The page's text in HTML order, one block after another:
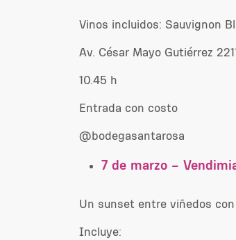
Vinos incluidos: Sauvignon
Av. César Mayo Gutiérrez
10.45 h
Entrada con costo
@bodegasantarosa
7 de marzo –
Un sunset entre viñedos
Incluye: